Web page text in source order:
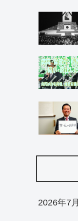
2026年7月